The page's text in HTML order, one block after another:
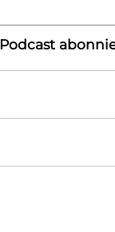
Podcast